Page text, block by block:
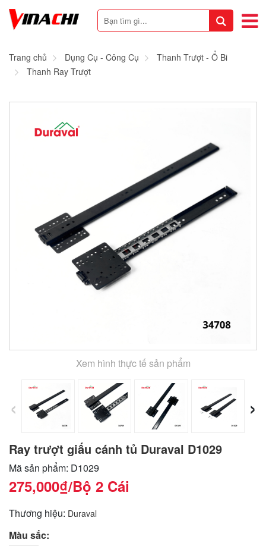
Trang chủ Dụng Cụ - Công Cụ
Thanh Trượt - Ổ Bi
Thanh Ray Trượt
Xem hình thực tế sản phẩm
‹ ›
Ray trượt giấu cánh tủ Duraval D1029
Mã sản phẩm: D1029
275,000₫/Bộ 2 Cái
Thương hiệu: Duraval
Màu sắc: